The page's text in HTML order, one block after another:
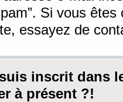
Si vous
essayez de
inscrit dans
à présent ?!